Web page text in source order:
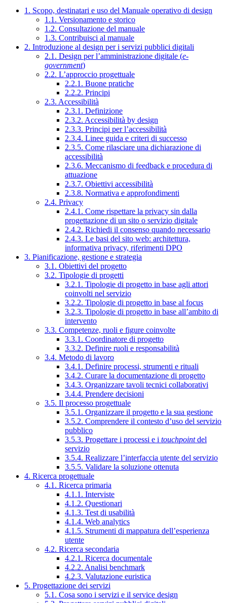
1. Scopo, destinatari e uso del Manuale operativo di design
1.1. Versionamento e storico
1.2. Consultazione del manuale
1.3. Contribuisci al manuale
2. Introduzione al design per i servizi pubblici digitali
2.1. Design per l’amministrazione digitale (e-
government)
2.2. L’approccio progettuale
2.2.1. Buone pratiche
2.2.2. Principi
2.3. Accessibilità
2.3.1. Definizione
2.3.2. Accessibilità by design
2.3.3. Principi per l’accessibilità
2.3.4. Linee guida e criteri di successo
2.3.5. Come rilasciare una dichiarazione di
accessibilità
2.3.6. Meccanismo di feedback e procedura di
attuazione
2.3.7. Obiettivi accessibilità
2.3.8. Normativa e approfondimenti
2.4. Privacy
2.4.1. Come rispettare la privacy sin dalla
progettazione di un sito o servizio digitale
2.4.2. Richiedi il consenso quando necessario
2.4.3. Le basi del sito web: architettura,
informativa privacy, riferimenti DPO
3. Pianificazione, gestione e strategia
3.1. Obiettivi del progetto
3.2. Tipologie di progetti
3.2.1. Tipologie di progetto in base agli attori
coinvolti nel servizio
3.2.2. Tipologie di progetto in base al focus
3.2.3. Tipologie di progetto in base all’ambito di
intervento
3.3. Competenze, ruoli e figure coinvolte
3.3.1. Coordinatore di progetto
3.3.2. Definire ruoli e responsabilità
3.4. Metodo di lavoro
3.4.1. Definire processi, strumenti e rituali
3.4.2. Curare la documentazione di progetto
3.4.3. Organizzare tavoli tecnici collaborativi
3.4.4. Prendere decisioni
3.5. Il processo progettuale
3.5.1. Organizzare il progetto e la sua gestione
3.5.2. Comprendere il contesto d’uso del servizio
pubblico
3.5.3. Progettare i processi e i touchpointdel
servizio
3.5.4. Realizzare l’interfaccia utente del servizio
3.5.5. Validare la soluzione ottenuta
4. Ricerca progettuale
4.1. Ricerca primaria
4.1.1. Interviste
4.1.2. Questionari
4.1.3. Test di usabilità
4.1.4. Web analytics
4.1.5. Strumenti di mappatura dell’esperienza
utente
4.2. Ricerca secondaria
4.2.1. Ricerca documentale
4.2.2. Analisi benchmark
4.2.3. Valutazione euristica
5. Progettazione dei servizi
5.1. Cosa sono i servizi e il service design